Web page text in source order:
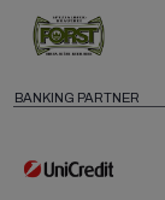
BANKING PARTNER